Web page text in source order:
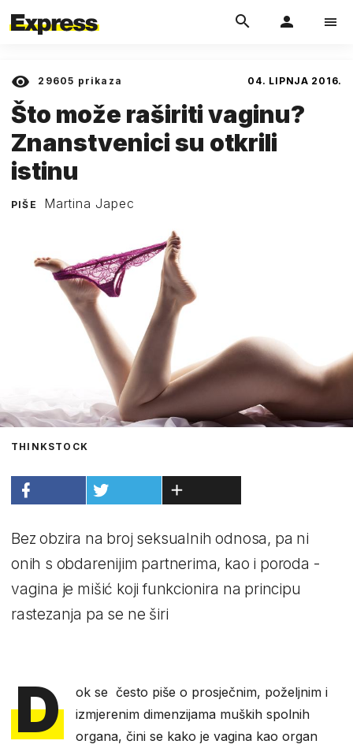
29605 prikaza 04. LIPNJA 2016.
Što može raširiti vaginu?
Znanstvenici su otkrili
istinu
PIŠE Martina Japec
THINKSTOCK
Bez obzira na broj seksualnih odnosa, pa ni
onih s obdarenijim partnerima, kao i poroda -
vagina je mišić koji funkcionira na principu
rastezanja pa se ne širi
D
ok se često piše o prosječnim, poželjnim i
izmjerenim dimenzijama muških spolnih
organa, čini se kako je vagina kao organ